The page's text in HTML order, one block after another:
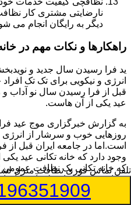
نارضایتی مشتری کار
دیگر به رایگان انجام می
راهکارها و نکات مهم در
ید فرا رسیدن سال جدید و
انرژی و نیکویی برای تک تک
قبل از فرا رسیدن سال نو آداب
عید یکی از آن هاست.
به گزارش خبرگزاری موج عید
روزهایی خوب و سرشار از انرژی
است.اما در جامعه ایران قبل
وجود دارد که خانه تکانی عید
که خانه تکانی یک نظافت عمومی
بخواهیم به طور اصولی آن را
بیشتر داشته باشیم.
تلفن تماس فورینظافت منزل